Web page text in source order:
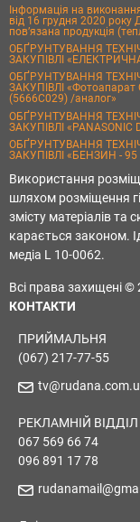
Інформація на
від 16 грудня 2020
пов’язана продукція
ОБҐРУНТУВАННЯ
ЗАКУПІВЛІ
ОБҐРУНТУВАННЯ
ЗАКУПІВЛІ «Фотоапарат
(5666C029) /аналог»
ОБҐРУНТУВАННЯ
ЗАКУПІВЛІ «PANASONIC
ОБҐРУНТУВАННЯ
ЗАКУПІВЛІ «БЕНЗИН -
Використання
шляхом розміщення
змісту матеріалів
карається законом.
медіа L 10-0062.
Всі права захищені
КОНТАКТИ
ПРИЙМАЛЬНЯ
(067) 217-77-55
РЕКЛАМНІЙ ВІДДІЛ
067 569 66 74
096 891 17 78